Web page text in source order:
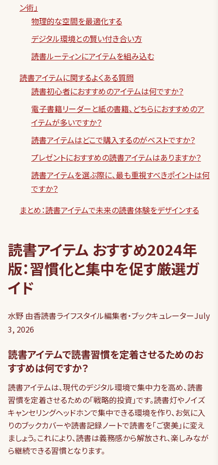
ン術」
物理的な空間を最適化する
デジタル環境との賢い付き合い方
読書ルーティンにアイテムを組み込む
読書アイテムに関するよくある質問
読書初心者におすすめのアイテムは何ですか？
電子書籍リーダーと紙の書籍、どちらにおすすめのア
イテムが多いですか？
読書アイテムはどこで購入するのがベストですか？
プレゼントにおすすめの読書アイテムはありますか？
読書アイテムを選ぶ際に、最も重視すべきポイントは何
ですか？
まとめ：読書アイテムで未来の読書体験をデザインする
読書アイテム おすすめ2024年
版：習慣化と集中を促す厳選ガ
イド
水野 由香読書ライフスタイル編集者・ブックキュレーターJuly
3, 2026
読書アイテムで読書習慣を定着させるためのお
すすめは何ですか？
読書アイテムは、現代のデジタル環境で集中力を高め、読書
習慣を定着させるための「戦略的投資」です。読書灯やノイズ
キャンセリングヘッドホンで集中できる環境を作り、お気に入
りのブックカバーや読書記録ノートで読書を「ご褒美」に変え
ましょう。これにより、読書は義務感から解放され、楽しみなが
ら継続できる習慣となります。